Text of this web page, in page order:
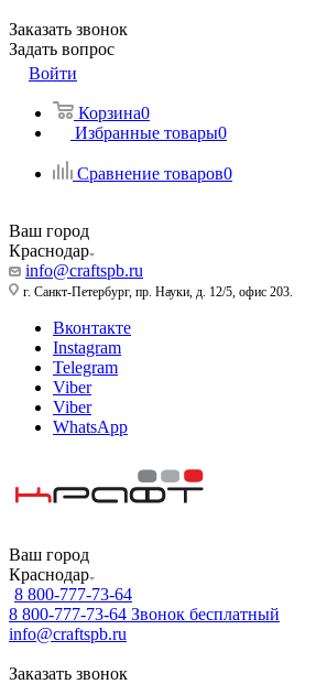
Заказать звонок
Задать вопрос
Войти
Корзина0
Избранные товары0
Сравнение товаров0
Ваш город
Краснодар
info@craftspb.ru
г. Санкт-Петербург, пр. Науки, д. 12/5, офис 203.
Вконтакте
Instagram
Telegram
Viber
Viber
WhatsApp
Ваш город
Краснодар
8 800-777-73-64
8 800-777-73-64 Звонок бесплатный
info@craftspb.ru
Заказать звонок